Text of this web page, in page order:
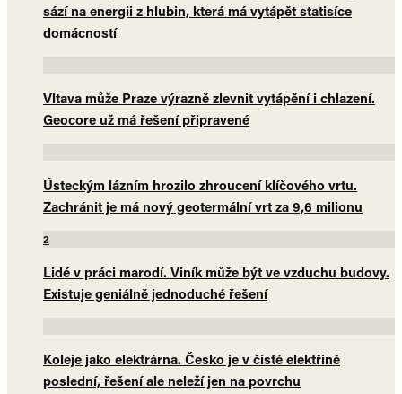
sází na energii z hlubin, která má vytápět statisíce
domácností
Vltava může Praze výrazně zlevnit vytápění i chlazení.
Geocore už má řešení připravené
Ústeckým lázním hrozilo zhroucení klíčového vrtu.
Zachránit je má nový geotermální vrt za 9,6 milionu
2
Lidé v práci marodí. Viník může být ve vzduchu budovy.
Existuje geniálně jednoduché řešení
Koleje jako elektrárna. Česko je v čisté elektřině
poslední, řešení ale neleží jen na povrchu